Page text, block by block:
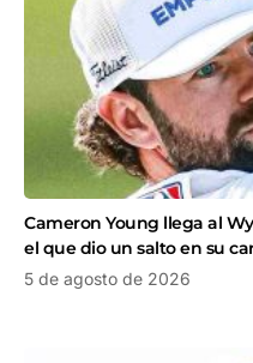
Cameron Young llega al
el que dio un salto en su
5 de agosto de 2026